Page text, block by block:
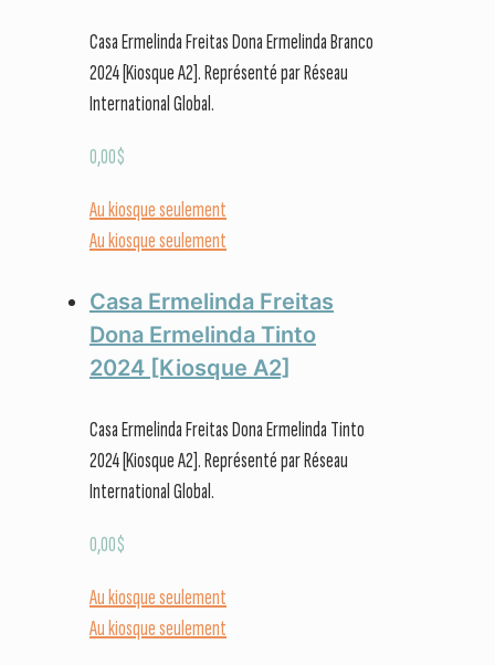
Casa Ermelinda Freitas Dona Ermelinda Branco
2024 [Kiosque A2]. Représenté par Réseau
International Global.
0,00$
Au kiosque seulement
Au kiosque seulement
Casa Ermelinda Freitas
Dona Ermelinda Tinto
2024 [Kiosque A2]
Casa Ermelinda Freitas Dona Ermelinda Tinto
2024 [Kiosque A2]. Représenté par Réseau
International Global.
0,00$
Au kiosque seulement
Au kiosque seulement